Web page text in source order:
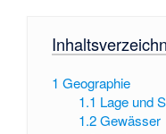
1 Geographie
1.1 Lage und
1.2 Gewässer